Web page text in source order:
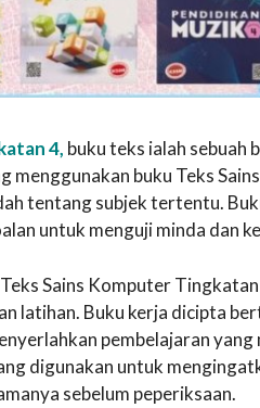
4, buku teks ialah sebuah
menggunakan buku Teks
tentang subjek tertentu.
untuk menguji minda dan
Sains Komputer
latihan. Buku kerja dicipta
pembelajaran
digunakan untuk
sebelum peperiksaan.